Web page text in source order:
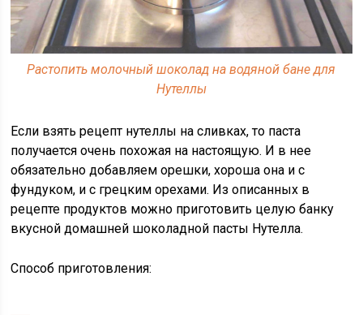
Растопить молочный шоколад на водяной бане для
Нутеллы
Если взять рецепт нутеллы на сливках, то паста
получается очень похожая на настоящую. И в нее
обязательно добавляем орешки, хороша она и с
фундуком, и с грецким орехами. Из описанных в
рецепте продуктов можно приготовить целую банку
вкусной домашней шоколадной пасты Нутелла.
Способ приготовления: